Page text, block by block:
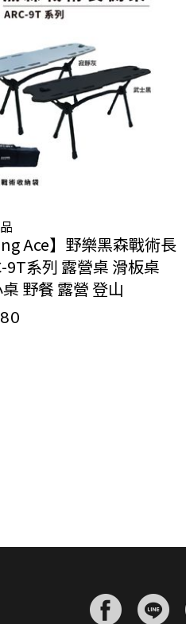
Ace】野樂黑森戰術長
9T系列 露營桌 滑板桌
野餐 露營 登山